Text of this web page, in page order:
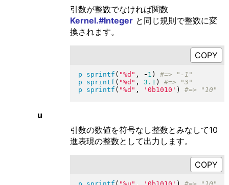
引数が整数でなければ関数
Kernel.#Integerと同じ規則で整数に変
換されます。
p sprintf ( "%d " , - 1 )
p
sprintf ( "%d " , 3.1 )
p
sprintf ( "%d " , '0b1010' )
u
引数の数値を符号なし整数とみなして10
進表現の整数として出力します。